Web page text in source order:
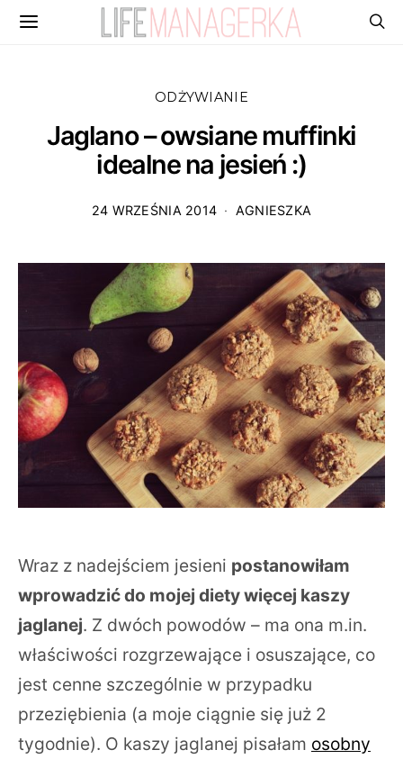
ODŻYWIANIE
Jaglano – owsiane muffinki
idealne na jesień :)
24 WRZEŚNIA 2014 AGNIESZKA
Wraz z nadejściem jesieni postanowiłam
wprowadzić do mojej diety więcej kaszy
jaglanej. Z dwóch powodów – ma ona m.in.
właściwości rozgrzewające i osuszające, co
jest cenne szczególnie w przypadku
przeziębienia (a moje ciągnie się już 2
tygodnie). O kaszy jaglanej pisałam osobny